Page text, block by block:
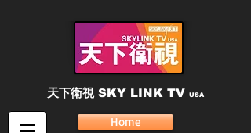
天下衛視 SKY LINK TV USA
Home